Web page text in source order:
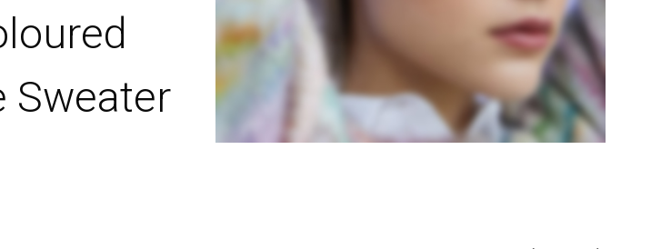
Sweater